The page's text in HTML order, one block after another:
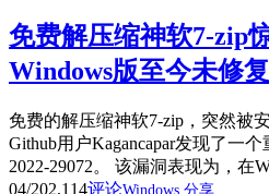
免费解压缩神软7-zip
Windows版至今未修复
免费的解压缩神软7-zip，突然被
Github用户Kagancapar发现了一
2022-29072。 该漏洞表现为，在
04/202,114评论Windows 分享